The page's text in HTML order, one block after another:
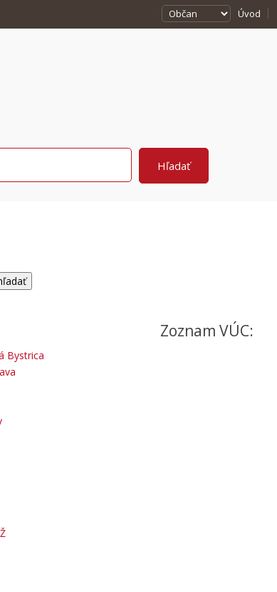
Úvod
Zoznam VÚC:
Bystrica
Ž